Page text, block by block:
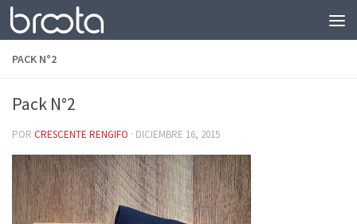
Saltar al contenido
PACK N°2
Pack N°2
POR CRESCENTE RENGIFO · DICIEMBRE 16, 2015